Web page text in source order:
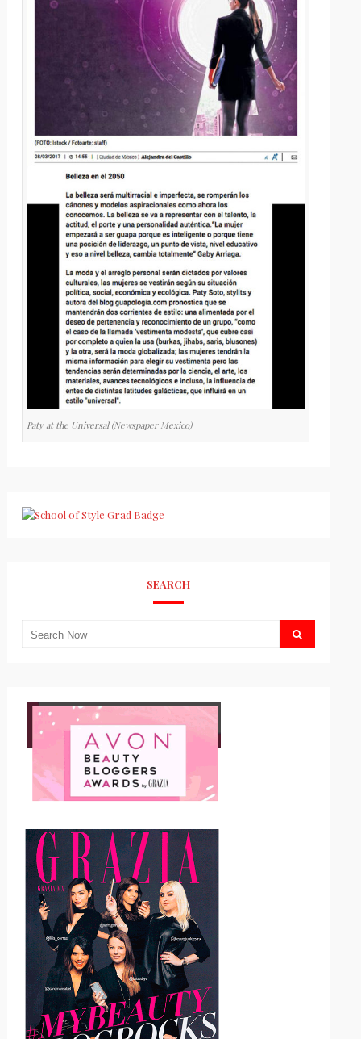
Paty at the Universal (Newspaper Mexico)
SEARCH